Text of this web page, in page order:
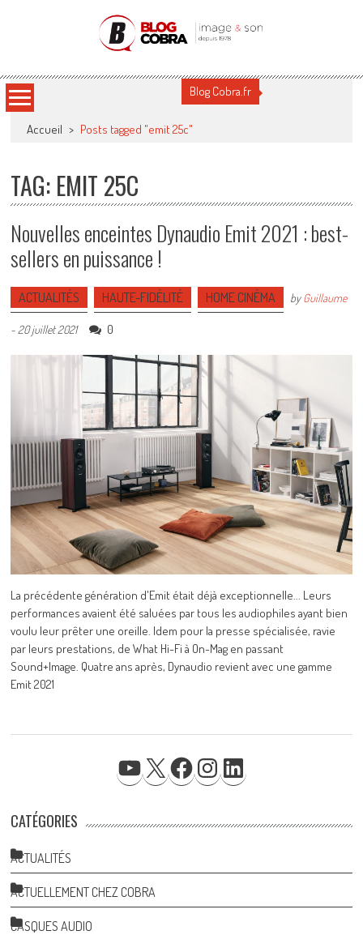
Blog Cobra
Blog Cobra.fr
Accueil > Posts tagged "emit 25c"
TAG: EMIT 25C
Nouvelles enceintes Dynaudio Emit 2021 : best-
sellers en puissance !
ACTUALITÉS HAUTE-FIDÉLITÉ HOME CINÉMA byGuillaume
- 20 juillet 2021 0
La précédente génération d'Emit était déjà exceptionnelle... Leurs
performances avaient été saluées par tous les audiophiles ayant bien
voulu leur prêter une oreille. Idem pour la presse spécialisée, ravie
par leurs prestations, de What Hi-Fi à On-Mag en passant
Sound+Image. Quatre ans après, Dynaudio revient avec une gamme
Emit 2021
YOUTUBE
CATÉGORIES
ACTUALITÉS
ACTUELLEMENT CHEZ COBRA
CASQUES AUDIO